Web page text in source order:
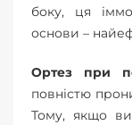
боку, ця
основи –
Ортез при
повністю
Тому, якщо